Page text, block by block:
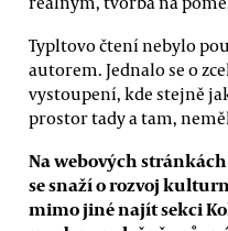
Typltovo čtení nebylo
autorem. Jednalo se o
vystoupení, kde stejně
prostor tady a tam,
Na webových
se snaží o rozvoj
mimo jiné najít sekci